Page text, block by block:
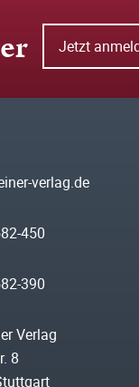
Jetzt
verlag.de
450
390
Verlag
8